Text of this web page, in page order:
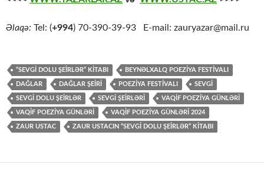
Əlaqə: Tel: (+994) 70-390-39-93 E-mail: zauryazar@mail.ru
“SEVGI DOLU ŞEIRLƏR” KITABI BEYNƏLXALQ POEZIYA FESTIVALI
DAĞLAR DAĞLAR ŞEİRİ POEZIYA FESTIVALI SEVGİ
SEVGI DOLU ŞEIRLƏR SEVGİ ŞEİRLƏRİ VAQIF POEZIYA GÜNLƏRI
VAQİF POEZİYA GÜNLƏRİ VAQIF POEZIYA GÜNLƏRI 2024
ZAUR USTAC ZAUR USTACIN “SEVGI DOLU ŞEIRLƏR” KITABI